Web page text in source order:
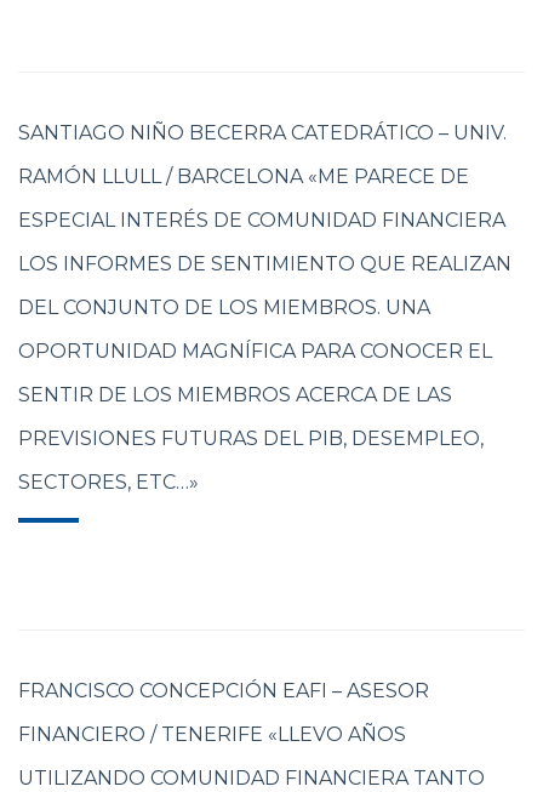
SANTIAGO NIÑO BECERRA CATEDRÁTICO – UNIV.
RAMÓN LLULL / BARCELONA «ME PARECE DE
ESPECIAL INTERÉS DE COMUNIDAD FINANCIERA
LOS INFORMES DE SENTIMIENTO QUE REALIZAN
DEL CONJUNTO DE LOS MIEMBROS. UNA
OPORTUNIDAD MAGNÍFICA PARA CONOCER EL
SENTIR DE LOS MIEMBROS ACERCA DE LAS
PREVISIONES FUTURAS DEL PIB, DESEMPLEO,
SECTORES, ETC…»
FRANCISCO CONCEPCIÓN EAFI – ASESOR
FINANCIERO / TENERIFE «LLEVO AÑOS
UTILIZANDO COMUNIDAD FINANCIERA TANTO